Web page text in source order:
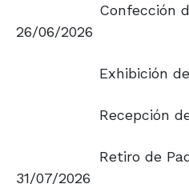
Confección
26/06/2026
Exhibición
Recepción
Retiro de
31/07/2026